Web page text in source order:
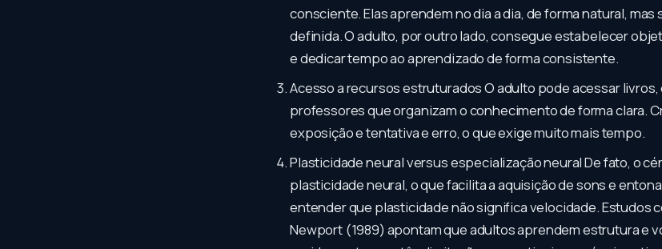
consciente. Elas aprendem no dia a dia, de forma natural,
definida. O adulto, por outro lado, consegue estabelecer
e dedicar tempo ao aprendizado de forma consistente.
Acesso a recursos estruturados O adulto pode acessar
professores que organizam o conhecimento de forma clara.
exposição e tentativa e erro, o que exige muito mais tempo.
Plasticidade neural versus especialização neural De fato, o
plasticidade neural, o que facilita a aquisição de sons e
entender que plasticidade não significa velocidade. Estudos
Newport (1989) apontam que adultos aprendem estrutura e